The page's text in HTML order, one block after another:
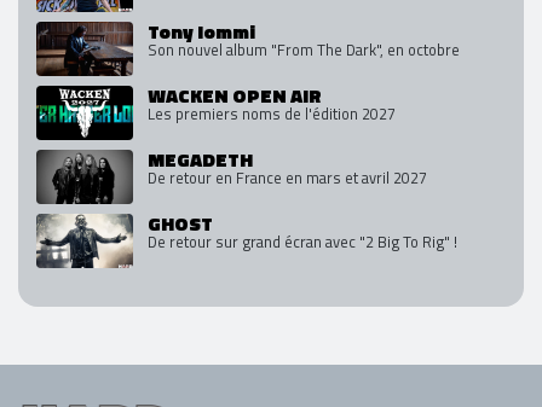
Tony Iommi
Son nouvel album "From The Dark", en octobre
WACKEN OPEN AIR
Les premiers noms de l'édition 2027
MEGADETH
De retour en France en mars et avril 2027
GHOST
De retour sur grand écran avec "2 Big To Rig" !